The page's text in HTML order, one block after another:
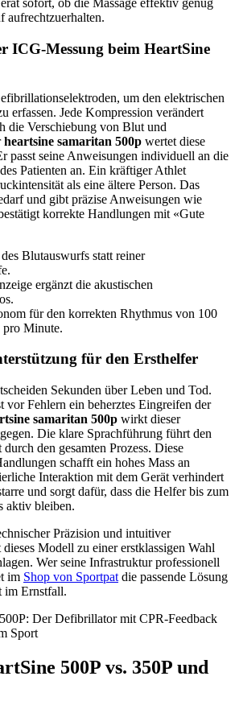
sofort, ob die Massage effektiv genug
aufrechtzuerhalten.
ICG-Messung beim HeartSine
um den elektrischen
erfassen. Jede Kompression verändert
die Verschiebung von Blut und
heartsine samaritan 500p wertet diese
passt seine Anweisungen individuell an die
Patienten an. Ein kräftiger Athlet
als eine ältere Person. Das
und gibt präzise Anweisungen wie
korrekte Handlungen mit «Gute
Blutauswurfs statt reiner
ergänzt die akustischen
für den korrekten Rhythmus von 100
pro Minute.
für den Ersthelfer
Sekunden über Leben und Tod.
vor Fehlern ein beherztes Eingreifen der
samaritan 500p wirkt dieser
Die klare Sprachführung führt den
den gesamten Prozess. Diese
schafft ein hohes Mass an
Interaktion mit dem Gerät verhindert
und sorgt dafür, dass die Helfer bis zum
aktiv bleiben.
Präzision und intuitiver
Modell zu einer erstklassigen Wahl
Wer seine Infrastruktur professionell
im Shop von Sportpat die passende Lösung
im Ernstfall.
500P vs. 350P und